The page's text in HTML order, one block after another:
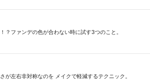
？ファンデの色が合わない時に試す3つのこと。
が左右非対称なのを メイクで軽減するテクニック。